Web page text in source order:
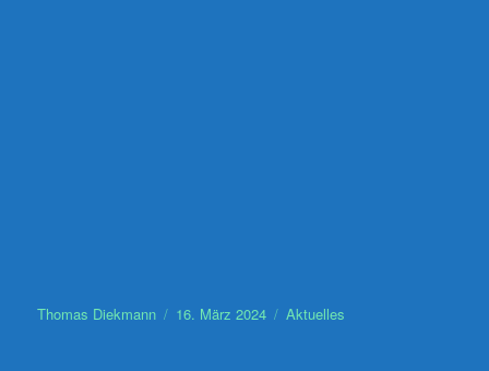
Autor
Thomas Diekmann
Veröffentlicht
16. März 2024 Kategorien
Aktuelles